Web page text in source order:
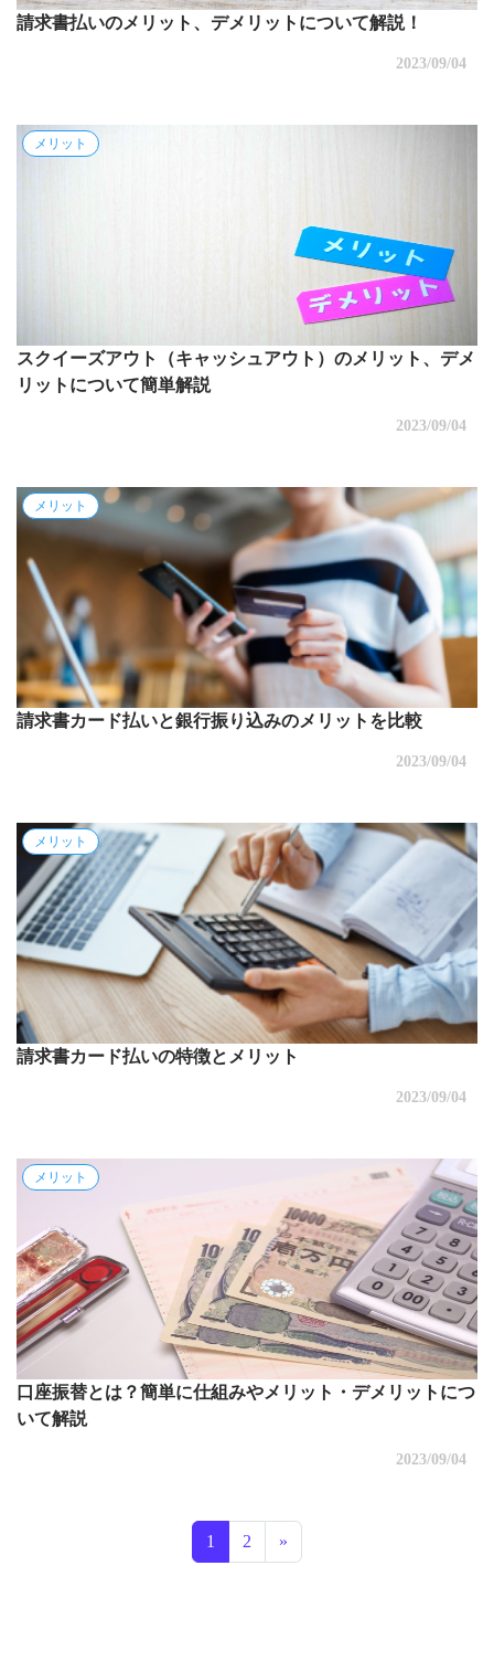
請求書払いのメリット、デメリットについて解説！
2023/09/04
メリット
スクイーズアウト（キャッシュアウト）のメリット、デメ
リットについて簡単解説
2023/09/04
メリット
請求書カード払いと銀行振り込みのメリットを比較
2023/09/04
メリット
請求書カード払いの特徴とメリット
2023/09/04
メリット
口座振替とは？簡単に仕組みやメリット・デメリットにつ
いて解説
2023/09/04
投稿ナビゲーション
1 2 »